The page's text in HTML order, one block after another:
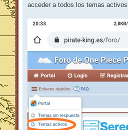
acceder a todos los temas